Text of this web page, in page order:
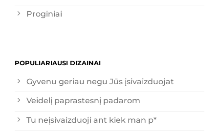
Proginiai
POPULIARIAUSI DIZAINAI
Gyvenu geriau negu Jūs įsivaizduojat
Veidelį paprastesnį padarom
Tu neįsivaizduoji ant kiek man p*